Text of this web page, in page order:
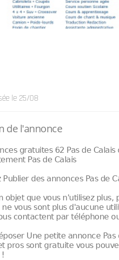
le 25/08
de l'annonce
gratuites 62 Pas de
Pas de Calais
Publier des annonces Pas de
objet que vous n'utilisez
vous sont plus d'aucune
contactent par téléphone
Une petite annonce
pros sont gratuite vous